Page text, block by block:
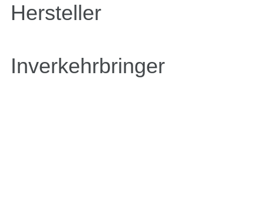
Hersteller
Inverkehrbringer